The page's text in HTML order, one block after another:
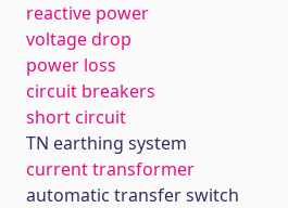
reactive power
voltage drop
power loss
circuit breakers
short circuit
TN earthing system
current transformer
automatic transfer switch